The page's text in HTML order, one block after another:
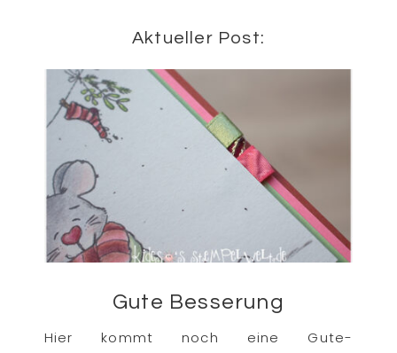
Aktueller Post:
Gute Besserung
Hier kommt noch eine Gute-